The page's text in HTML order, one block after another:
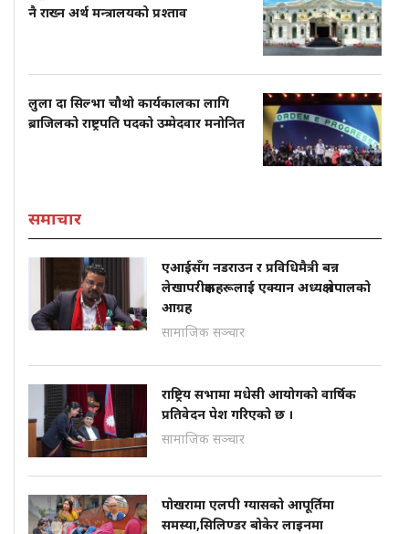
नै राख्न अर्थ मन्त्रालयको प्रश्ताव
लुला दा सिल्भा चौथो कार्यकालका लागि
ब्राजिलको राष्ट्रपति पदको उम्मेदवार मनोनित
समाचार
एआईसँग नडराउन र प्रविधिमैत्री बन्न
लेखापरीक्षकहरूलाई एक्यान अध्यक्ष नेपालको
आग्रह
सामाजिक सञ्चार
राष्ट्रिय सभामा मधेसी आयोगको वार्षिक
प्रतिवेदन पेश गरिएको छ ।
सामाजिक सञ्चार
पोखरामा एलपी ग्यासको आपूर्तिमा
समस्या,सिलिण्डर बोकेर लाइनमा